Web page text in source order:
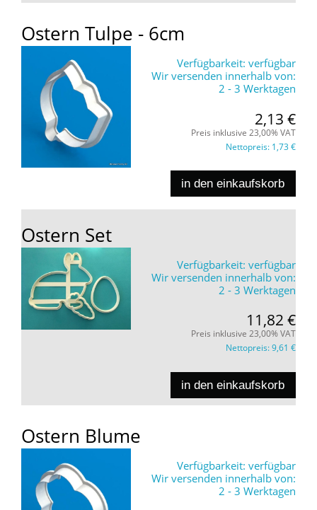
Ostern Tulpe - 6cm
Verfügbarkeit: verfügbar
Wir versenden innerhalb von:
2 - 3 Werktagen
2,13 €
Preis inklusive 23,00% VAT
Nettopreis: 1,73 €
in den einkaufskorb
Ostern Set
Verfügbarkeit: verfügbar
Wir versenden innerhalb von:
2 - 3 Werktagen
11,82 €
Preis inklusive 23,00% VAT
Nettopreis:9,61 €
in den einkaufskorb
Ostern Blume
Verfügbarkeit: verfügbar
Wir versenden innerhalb von:
2 - 3 Werktagen